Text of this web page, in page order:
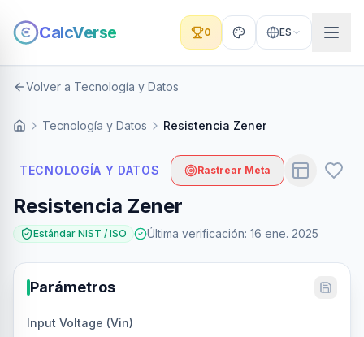
CalcVerse 0 ES
Volver a Tecnología y Datos
Tecnología y Datos Resistencia Zener
TECNOLOGÍA Y DATOS Rastrear Meta
Resistencia Zener
Estándar NIST / ISO Última verificación: 16 ene. 2025
Parámetros
Input Voltage (Vin)